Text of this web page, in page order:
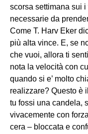
scorsa settimana sui
necessarie da
Come T. Harv Eker
più alta vince. E, se
che vuoi, allora ti
nota la velocità con
quando si e’ molto
realizzare? Questo è
tu fossi una candela,
vivacemente con
cera – bloccata e